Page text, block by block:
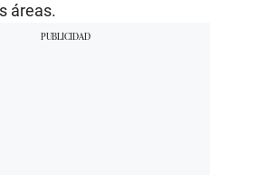
áreas.